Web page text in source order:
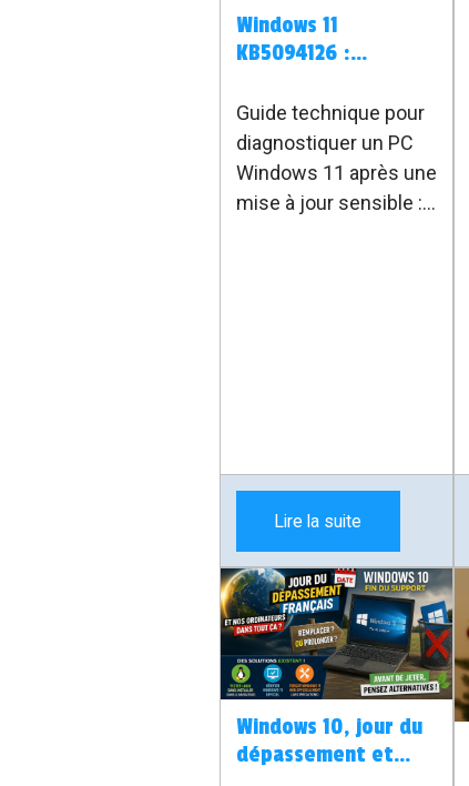
Windows 11
KB5094126 :
Juin 2026
Guide technique pour
diagnostiquer un PC
Windows 11 après une
mise à jour sensible :
Lire la suite
Windows 10, jour du
dépassement et